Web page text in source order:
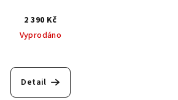
2 390 Kč
Vyprodáno
Detail